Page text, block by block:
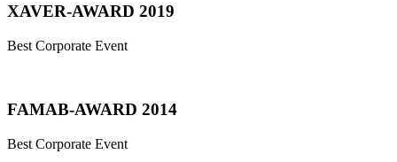
XAVER-AWARD 2019
Best Corporate Event
FAMAB-AWARD 2014
Best Corporate Event